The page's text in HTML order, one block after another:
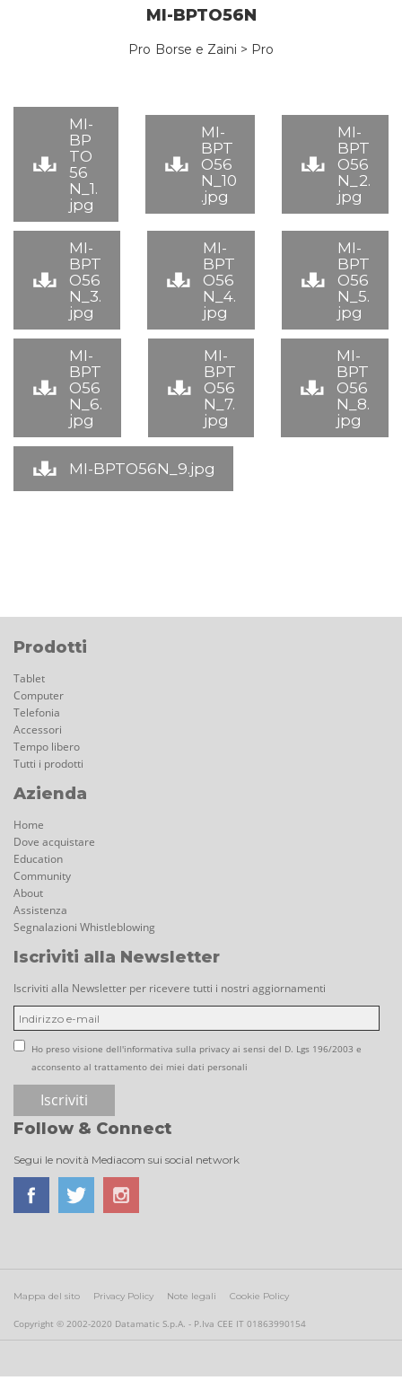
MI-BPTO56N
Pro Borse e Zaini > Pro
MI-
BP
TO
56
N_1.
jpg
MI-
BPT
O56
N_10
.jpg
MI-
BPT
O56
N_2.
jpg
MI-
BPT
O56
N_3.
jpg
MI-
BPT
O56
N_4.
jpg
MI-
BPT
O56
N_5.
jpg
MI-
BPT
O56
N_6.
jpg
MI-
BPT
O56
N_7.
jpg
MI-
BPT
O56
N_8.
jpg
MI-BPTO56N_9.jpg
Prodotti
Tablet
Computer
Telefonia
Accessori
Tempo libero
Tutti i prodotti
Azienda
Home
Dove acquistare
Education
Community
About
Assistenza
Segnalazioni Whistleblowing
Iscriviti alla Newsletter
Iscriviti alla Newsletter per ricevere tutti i nostri aggiornamenti
Ho preso visione dell'informativa sulla privacy ai sensi del D. Lgs 196/2003 e
acconsento al trattamento dei miei dati personali
Follow & Connect
Segui le novità Mediacom sui social network
Mappa del sito Privacy Policy Note legali Cookie Policy
Copyright © 2002-2020 Datamatic S.p.A. - P.Iva CEE IT 01863990154